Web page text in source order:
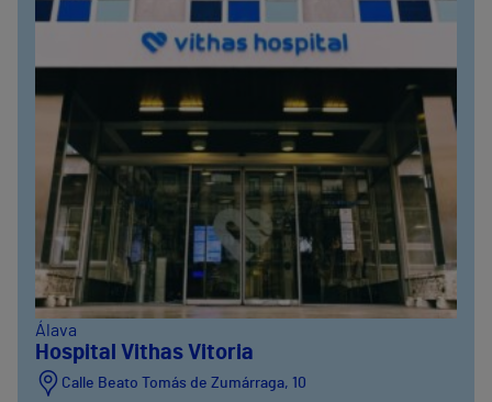
Álava
Hospital Vithas Vitoria
Calle Beato Tomás de Zumárraga, 10